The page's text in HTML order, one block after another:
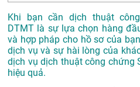
Khi bạn cần dịch thuật
DTMT là sự lựa chọn hàng
và hợp pháp cho hồ sơ của
dịch vụ và sự hài lòng của
dịch vụ dịch thuật công chứng
hiệu quả.